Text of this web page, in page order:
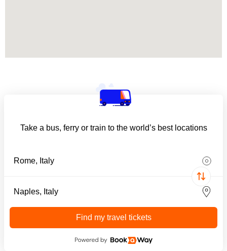
Take a bus, ferry or train to the world’s best locations
Find my travel tickets